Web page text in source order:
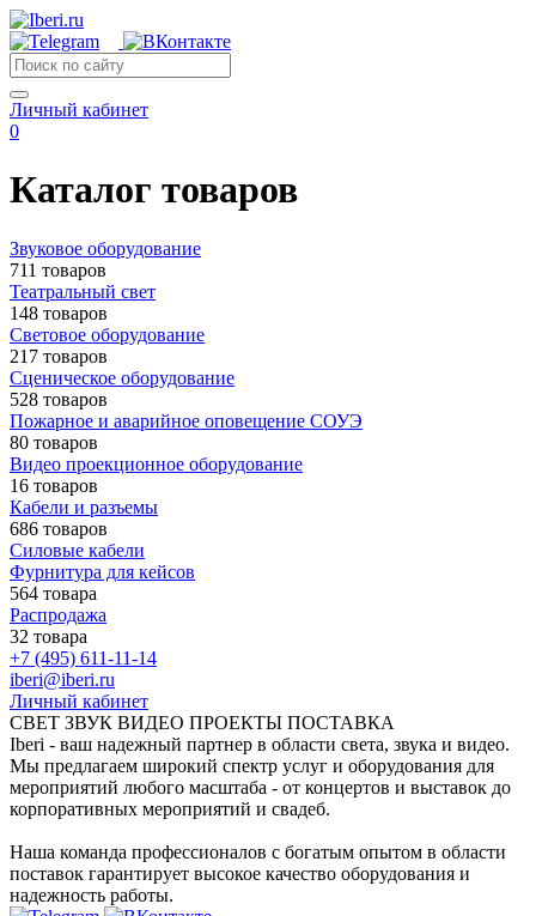
Личный кабинет
0
Каталог товаров
Звуковое оборудование
711 товаров
Театральный свет
148 товаров
Световое оборудование
217 товаров
Сценическое оборудование
528 товаров
Пожарное и аварийное оповещение СОУЭ
80 товаров
Видео проекционное оборудование
16 товаров
Кабели и разъемы
686 товаров
Силовые кабели
Фурнитура для кейсов
564 товара
Распродажа
32 товара
+7 (495) 611-11-14
iberi@iberi.ru
Личный кабинет
СВЕТ ЗВУК ВИДЕО ПРОЕКТЫ ПОСТАВКА
Iberi - ваш надежный партнер в области света, звука и видео.
Мы предлагаем широкий спектр услуг и оборудования для
мероприятий любого масштаба - от концертов и выставок до
корпоративных мероприятий и свадеб.
Наша команда профессионалов с богатым опытом в области
поставок гарантирует высокое качество оборудования и
надежность работы.